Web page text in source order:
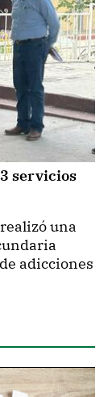
servicios
una
adicciones